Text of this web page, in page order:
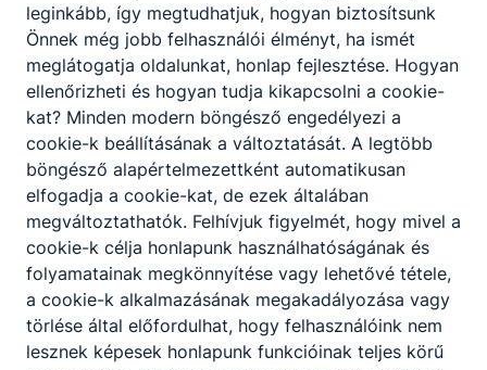
2016-tól napjainkig a Váci Szakképzési Centrum
fenntartásába került az intézmény az önállóság
meghagyása mellett. Ekkor a VSZC Király Endre
Szakközépiskola megszűnt kollégiumi
tagintézményének diákjai is kollégiumunkhoz
csatlakoztak.
Tanulóink nagy része Pest- és Nógrád megyei
lakos, de az ország távolabbi részéből is
érkeznek intézményünkbe diákok. Számukra
teremtjük meg a tanulmányaik sikeres
elvégzéséhez szükséges feltételeket.
Kollégiumunk fél évszázadot meghaladó története
során sok változást, átalakulást megélt.
leginkább, így megtudhatjuk, hogyan biztosítsunk
Önnek még jobb felhasználói élményt, ha ismét
meglátogatja oldalunkat, honlap fejlesztése. Hogyan
ellenőrizheti és hogyan tudja kikapcsolni a cookie-
kat? Minden modern böngésző engedélyezi a
cookie-k beállításának a változtatását. A legtöbb
böngésző alapértelmezettként automatikusan
elfogadja a cookie-kat, de ezek általában
megváltoztathatók. Felhívjuk figyelmét, hogy mivel a
cookie-k célja honlapunk használhatóságának és
folyamatainak megkönnyítése vagy lehetővé tétele,
a cookie-k alkalmazásának megakadályozása vagy
törlése által előfordulhat, hogy felhasználóink nem
lesznek képesek honlapunk funkcióinak teljes körű